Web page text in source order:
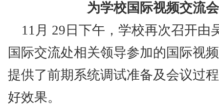
为学校国际视频交流
11 月 29 日下午，学校再次召开由
国际交流处相关领导参加的国际视
提供了前期系统调试准备及会议过
好效果。